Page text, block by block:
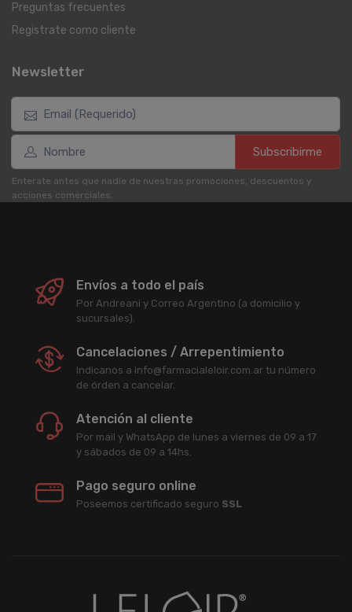
Preguntas frecuentes
Registrate como cliente
Newsletter
Subscribirme
Enterate antes que nadie de nuestras promociones, descuentos y
acciones comerciales.
Envíos a todo el país
Por Andreani y Correo Argentino (a domicilio y
sucursales).
Cancelaciones / Arrepentimiento
Indicanos a info@farmacialeloir.com.ar tu número
de órden a cancelar.
Atención al cliente
Por mail y WhatsApp de lunes a viernes de 09 a 17
y sábados de 09 a 14hs.
Pago seguro online
Poseemos certificado seguro SSL